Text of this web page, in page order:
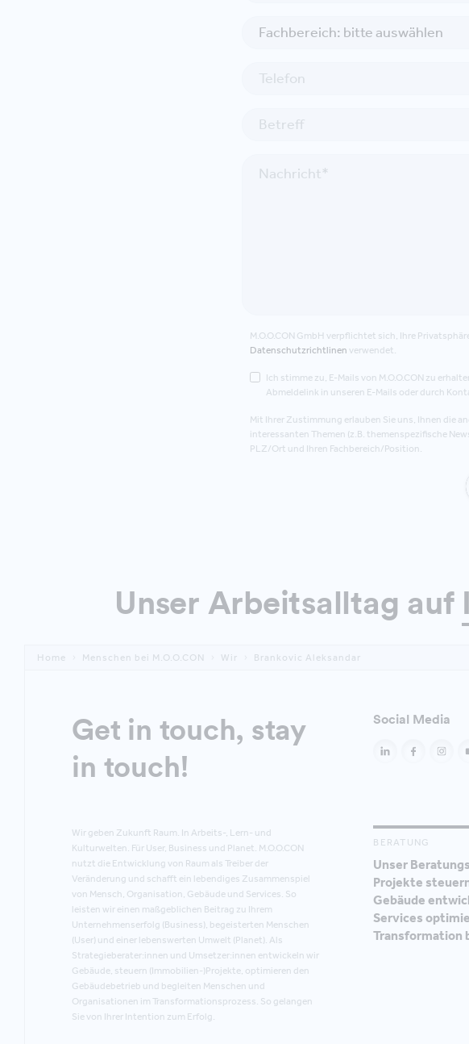
M.O.O.CON GmbH verpflichtet sich, Ihre
Datenschutzrichtlinen verwendet.
Ich stimme zu, E-Mails von M.O.O.CON zu
Abmeldelink in unseren E-Mails oder durch
Mit Ihrer Zustimmung erlauben Sie uns, Ihnen die
interessanten Themen (z.B. themenspezifische
PLZ/Ort und Ihren Fachbereich/Position.
Unser Arbeitsalltag auf
Home Menschen bei M.O.O.CON Wir Brankovic Aleksandar
Get in touch, stay
in touch!
Social Media
Wir geben Zukunft Raum. In Arbeits-, Lern- und
Kulturwelten. Für User, Business und Planet. M.O.O.CON
nutzt die Entwicklung von Raum als Treiber der
Veränderung und schafft ein lebendiges Zusammenspiel
von Mensch, Organisation, Gebäude und Services. So
leisten wir einen maßgeblichen Beitrag zu Ihrem
Unternehmenserfolg (Business), begeisterten Menschen
(User) und einer lebenswerten Umwelt (Planet). Als
Strategieberater:innen und Umsetzer:innen entwickeln wir
Gebäude, steuern (Immobilien-)Projekte, optimieren den
Gebäudebetrieb und begleiten Menschen und
Organisationen im Transformationsprozess. So gelangen
Sie von Ihrer Intention zum Erfolg.
BERATUNG
Unser
Projekte
Gebäude
Services
Transformation